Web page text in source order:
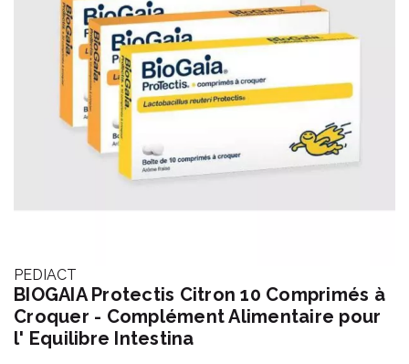
PEDIACT
BIOGAIA Protectis Citron 10 Comprimés à
Croquer - Complément Alimentaire pour
l' Equilibre Intestina